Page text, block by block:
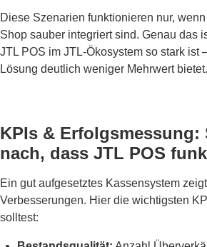
Diese Szenarien funktionieren nur,
Shop sauber integriert sind. Genau das
JTL POS im JTL-Ökosystem so stark ist
Lösung deutlich weniger Mehrwert bietet.
KPIs & Erfolgsmessung:
nach, dass JTL POS
Ein gut aufgesetztes Kassensystem
Verbesserungen. Hier die wichtigsten
solltest: